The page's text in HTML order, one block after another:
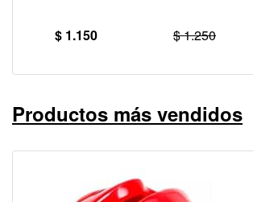
$ 1.150 $ 1.250
Productos más vendidos